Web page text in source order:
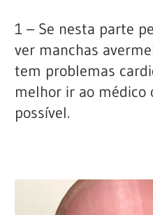
1 – Se nesta parte
ver manchas
tem problemas
melhor ir ao médico
possível.